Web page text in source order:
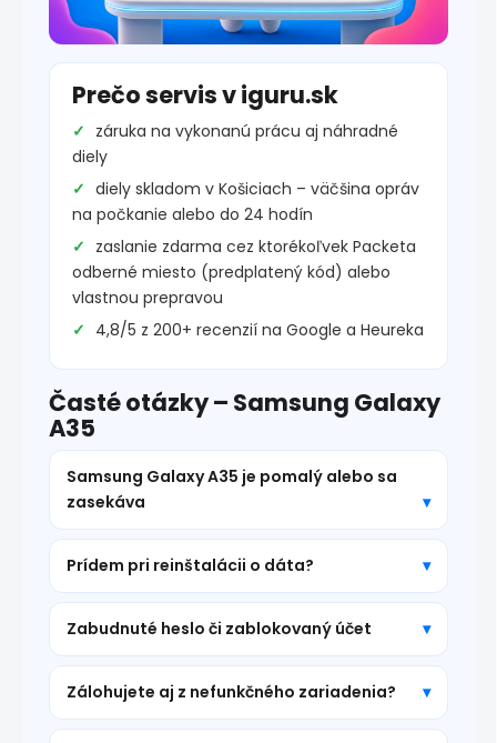
Prečo servis v iguru.sk
záruka na vykonanú prácu aj náhradné
diely
diely skladom v Košiciach – väčšina opráv
na počkanie alebo do 24 hodín
zaslanie zdarma cez ktorékoľvek Packeta
odberné miesto (predplatený kód) alebo
vlastnou prepravou
4,8/5 z 200+ recenzií na Google a Heureka
Časté otázky – Samsung Galaxy
A35
Samsung Galaxy A35 je pomalý alebo sa
zasekáva
Prídem pri reinštalácii o dáta?
Zabudnuté heslo či zablokovaný účet
Zálohujete aj z nefunkčného zariadenia?